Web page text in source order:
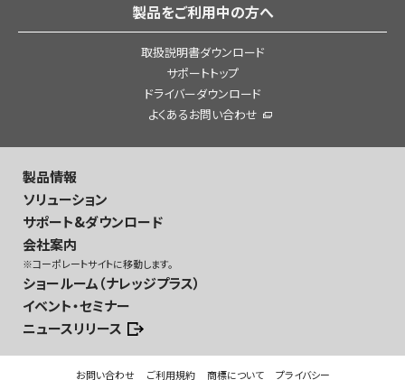
製品をご利用中の方へ
取扱説明書ダウンロード
サポートトップ
ドライバーダウンロード
よくあるお問い合わせ
製品情報
ソリューション
サポート&ダウンロード
会社案内
※コーポレートサイトに移動します。
ショールーム（ナレッジプラス）
イベント・セミナー
ニュースリリース
お問い合わせ ご利用規約 商標について プライバシー